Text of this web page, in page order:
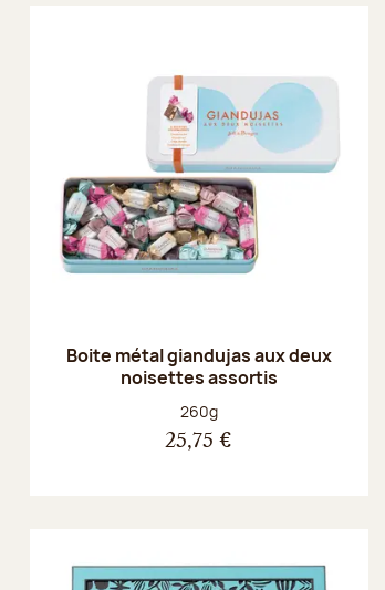
Boite métal giandujas aux deux
noisettes assortis
Poids net :
260g
25,75 €